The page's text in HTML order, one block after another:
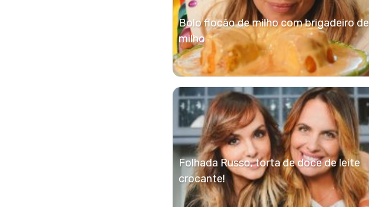
Bolo flocão de milho com brigadeiro de
milho
Folhada Russo, torta de doce de leite
crocante!